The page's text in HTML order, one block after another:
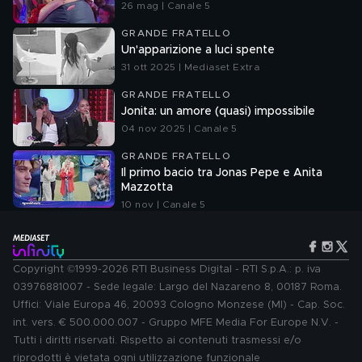
26 mag | Canale 5
GRANDE FRATELLO
Un'apparizione a luci spente
31 ott 2025 | Mediaset Extra
GRANDE FRATELLO
Jonita: un amore (quasi) impossibile
04 nov 2025 | Canale 5
GRANDE FRATELLO
Il primo bacio tra Jonas Pepe e Anita
Mazzotta
10 nov | Canale 5
Copyright ©1999-2026 RTI Business Digital - RTI S.p.A.: p. iva
03976881007 - Sede legale: Largo del Nazareno 8, 00187 Roma.
Uffici: Viale Europa 46, 20093 Cologno Monzese (MI) - Cap. Soc.
int. vers. € 500.000.007 - Gruppo MFE Media For Europe N.V. -
Tutti i diritti riservati. Rispetto ai contenuti trasmessi e/o
riprodotti è vietata ogni utilizzazione funzionale